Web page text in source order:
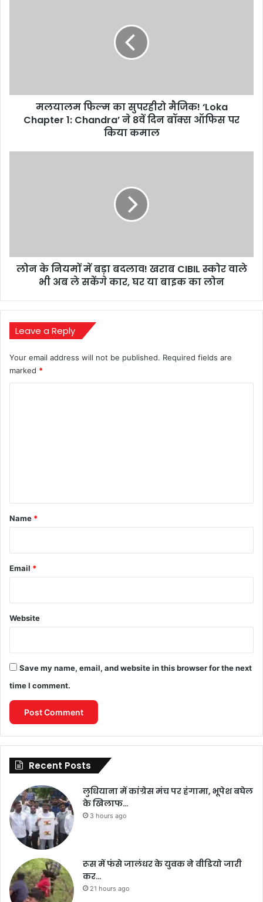
Chandra’
ऑफिस
मलयालम फिल्म का सुपरहीरो मैजिक! ‘Loka
Chapter 1: Chandra’ ने 8वें दिन बॉक्स ऑफिस पर
किया कमाल
स्कोर
वाले
ले
कार,
घर
या
लोन के नियमों में बड़ा बदलाव! खराब CIBIL स्कोर वाले
भी अब ले सकेंगे कार, घर या बाइक का लोन
Leave a Reply
Your email address will not be published. Required fields are
marked *
*
Name *
Email *
Website
Save my name, email, and website in this browser for the next
time I comment.
Recent Posts
लुधियाना में कांग्रेस मंच पर हंगामा, भूपेश बघेल
के खिलाफ…
3 hours ago
रूस में फंसे जालंधर के युवक ने वीडियो जारी
कर…
21 hours ago